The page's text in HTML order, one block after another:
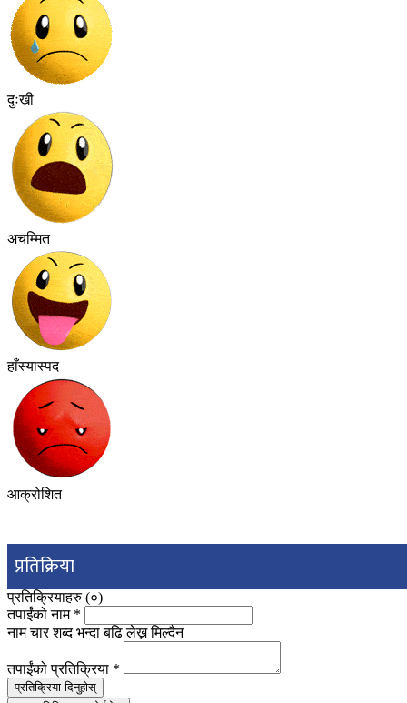
दुःखी
अचम्मित
हाँस्यास्पद
आक्रोशित
प्रतिक्रिया
प्रतिक्रियाहरु (०)
तपाईंको नाम *
नाम चार शब्द भन्दा बढि लेख्न मिल्दैन
तपाईंको प्रतिक्रिया *
प्रतिक्रिया दिनुहोस्